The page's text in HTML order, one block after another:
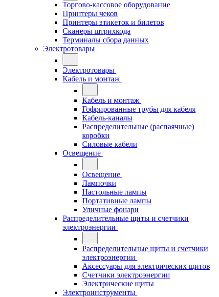
Торгово-кассовое оборудование
Принтеры чеков
Принтеры этикеток и билетов
Сканеры штрихкода
Терминалы сбора данных
Электротовары
Электротовары
Кабель и монтаж
Кабель и монтаж
Гофрированные трубы для кабеля
Кабель-каналы
Распределительные (распаячные)
коробки
Силовые кабели
Освещение
Освещение
Лампочки
Настольные лампы
Портативные лампы
Уличные фонари
Распределительные щиты и счетчики
электроэнергии
Распределительные щиты и счетчики
электроэнергии
Аксессуары для электрических щитов
Счетчики электроэнергии
Электрические щиты
Электроинструменты